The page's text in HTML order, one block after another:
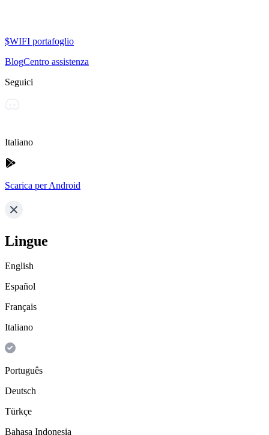
$WIFI portafoglio
BlogCentro assistenza
Seguici
Italiano
Scarica per Android
Lingue
English
Español
Français
Italiano
Português
Deutsch
Türkçe
Bahasa Indonesia